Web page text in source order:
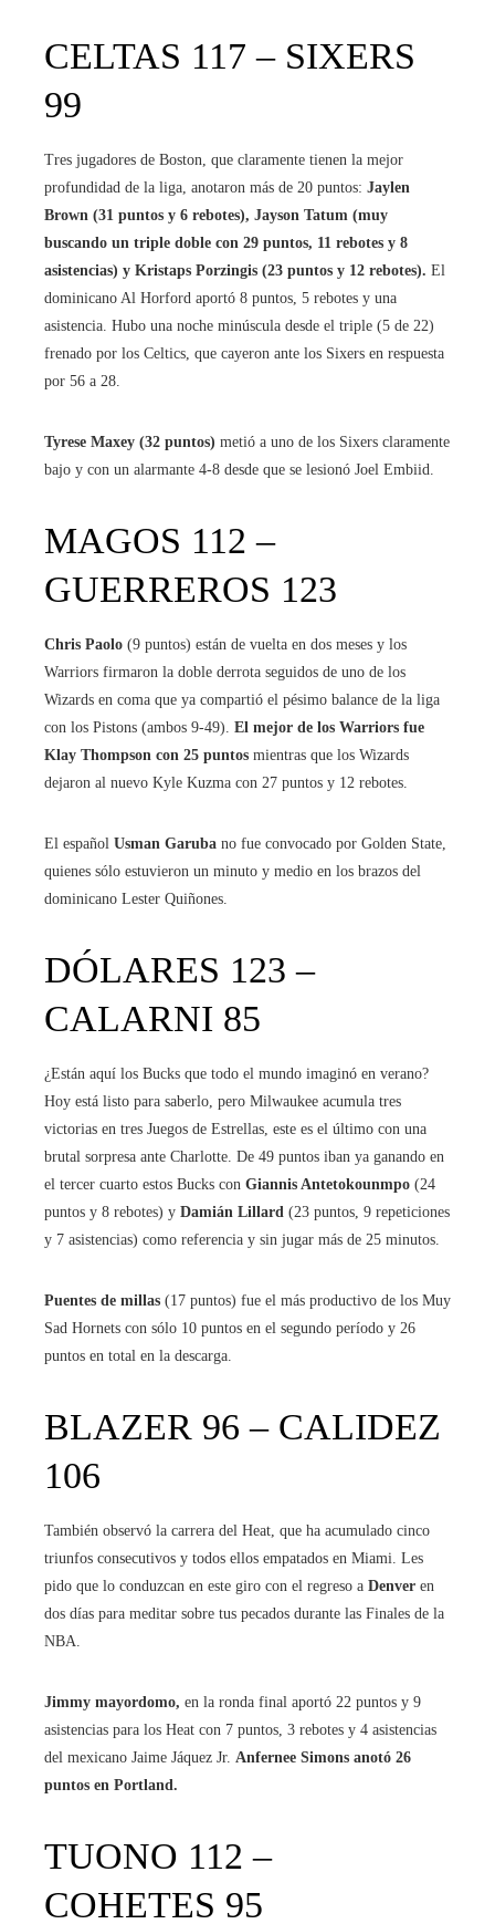
CELTAS 117 – SIXERS
99
Tres jugadores de Boston, que claramente tienen la mejor
profundidad de la liga, anotaron más de 20 puntos: Jaylen
Brown (31 puntos y 6 rebotes), Jayson Tatum (muy
buscando un triple doble con 29 puntos, 11 rebotes y 8
asistencias) y Kristaps Porzingis (23 puntos y 12 rebotes). El
dominicano Al Horford aportó 8 puntos, 5 rebotes y una
asistencia. Hubo una noche minúscula desde el triple (5 de 22)
frenado por los Celtics, que cayeron ante los Sixers en respuesta
por 56 a 28.
Tyrese Maxey (32 puntos) metió a uno de los Sixers claramente
bajo y con un alarmante 4-8 desde que se lesionó Joel Embiid.
MAGOS 112 –
GUERREROS 123
Chris Paolo (9 puntos) están de vuelta en dos meses y los
Warriors firmaron la doble derrota seguidos de uno de los
Wizards en coma que ya compartió el pésimo balance de la liga
con los Pistons (ambos 9-49). El mejor de los Warriors fue
Klay Thompson con 25 puntos mientras que los Wizards
dejaron al nuevo Kyle Kuzma con 27 puntos y 12 rebotes.
El español Usman Garuba no fue convocado por Golden State,
quienes sólo estuvieron un minuto y medio en los brazos del
dominicano Lester Quiñones.
DÓLARES 123 –
CALARNI 85
¿Están aquí los Bucks que todo el mundo imaginó en verano?
Hoy está listo para saberlo, pero Milwaukee acumula tres
victorias en tres Juegos de Estrellas, este es el último con una
brutal sorpresa ante Charlotte. De 49 puntos iban ya ganando en
el tercer cuarto estos Bucks con Giannis Antetokounmpo (24
puntos y 8 rebotes) y Damián Lillard (23 puntos, 9 repeticiones
y 7 asistencias) como referencia y sin jugar más de 25 minutos.
Puentes de millas (17 puntos) fue el más productivo de los Muy
Sad Hornets con sólo 10 puntos en el segundo período y 26
puntos en total en la descarga.
BLAZER 96 – CALIDEZ
106
También observó la carrera del Heat, que ha acumulado cinco
triunfos consecutivos y todos ellos empatados en Miami. Les
pido que lo conduzcan en este giro con el regreso a Denver en
dos días para meditar sobre tus pecados durante las Finales de la
NBA.
Jimmy mayordomo, en la ronda final aportó 22 puntos y 9
asistencias para los Heat con 7 puntos, 3 rebotes y 4 asistencias
del mexicano Jaime Jáquez Jr. Anfernee Simons anotó 26
puntos en Portland.
TUONO 112 –
COHETES 95